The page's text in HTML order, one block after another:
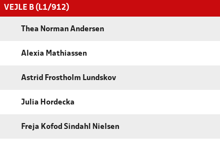
VEJLE B (L1/912)
Thea Norman Andersen
Alexia Mathiassen
Astrid Frostholm Lundskov
Julia Hordecka
Freja Kofod Sindahl Nielsen